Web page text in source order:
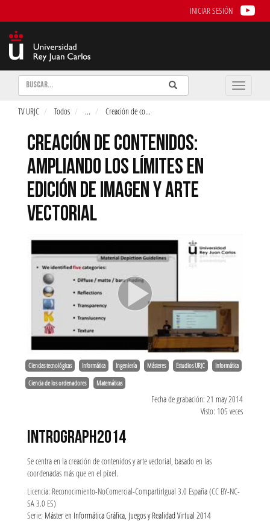
INICIAR SESIÓN
Buscar Enviar
Buscar
Toggle
TV URJC Todos ... Creación de co...
CREACIÓN DE CONTENIDOS:
AMPLIANDO LOS LÍMITES EN
EDICIÓN DE IMAGEN Y ARTE
VECTORIAL
Ciencias tecnológicas Informática Ingeniería Másteres Estudios URJC Informática
Ciencia de los ordenadores Matemáticas
Fecha de grabación: 21 may 2014
Visto: 105 veces
INTROGRAPH2014
Se centra en la creación de contenidos y arte vectorial, basado en las
coordenadas más que en el píxel.
Licencia: Reconocimiento-NoComercial-CompartirIgual 3.0 España (CC BY-NC-
SA 3.0 ES)
Serie: Máster en Informática Gráfica, Juegos y Realidad Virtual 2014